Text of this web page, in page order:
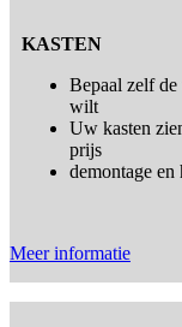
KASTEN
Bepaal zelf
wilt
Uw kasten
prijs
demontage
Meer informatie